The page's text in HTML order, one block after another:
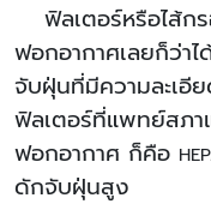
ฟิลเตอร์หรือไส้ก
ฟอกอากาศเลยก็ว่า
จับฝุ่นที่มีความละเอีย
ฟิลเตอร์ที่แพทย์สภา
ฟอกอากาศ ก็คือ
ดักจับฝุ่นสูง